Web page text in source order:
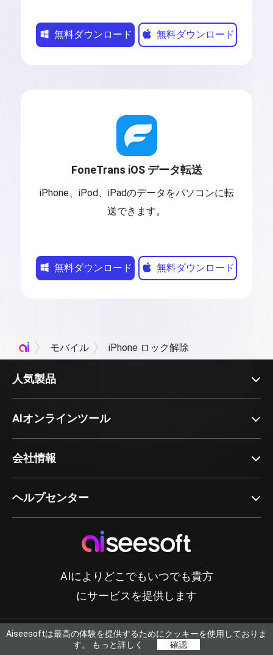
無料ダウンロード 無料ダウンロード
FoneTrans iOS データ転送
iPhone、iPod、iPadのデータをパソコンに転
送できます。
無料ダウンロード 無料ダウンロード
モバイル iPhone ロック解除
AIによりどこでもいつでも貴方
にサービスを提供します
人気製品
AIオンラインツール
会社情報
ヘルプセンター
Copyright © 2026 Aiseesoft Studio. All Rights Reserved.
Aiseesoftは最高の体験を提供するためにクッキーを使用しておりま
す。
もっと詳しく 確認